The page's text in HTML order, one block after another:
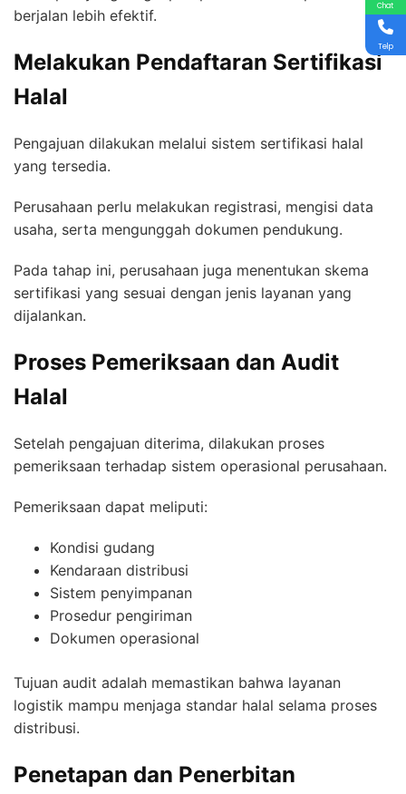
berjalan lebih efektif.
Melakukan Pendaftaran Sertifikasi
Halal
Pengajuan dilakukan melalui sistem sertifikasi halal
yang tersedia.
Perusahaan perlu melakukan registrasi, mengisi data
usaha, serta mengunggah dokumen pendukung.
Pada tahap ini, perusahaan juga menentukan skema
sertifikasi yang sesuai dengan jenis layanan yang
dijalankan.
Proses Pemeriksaan dan Audit
Halal
Setelah pengajuan diterima, dilakukan proses
pemeriksaan terhadap sistem operasional perusahaan.
Pemeriksaan dapat meliputi:
Kondisi gudang
Kendaraan distribusi
Sistem penyimpanan
Prosedur pengiriman
Dokumen operasional
Tujuan audit adalah memastikan bahwa layanan
logistik mampu menjaga standar halal selama proses
distribusi.
Penetapan dan Penerbitan
Chat
Telp